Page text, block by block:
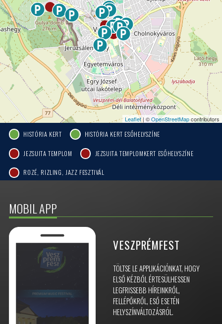
Leaflet| ©OpenStreetMapcontributors
HISTÓRIA KERT HISTÓRIA KERT ESŐHELYSZÍNE
JEZSUITA TEMPLOM JEZSUITA TEMPLOMKERT ESŐHELYSZÍNE
ROZÉ, RIZLING, JAZZ FESZTIVÁL
MOBIL APP
VESZPRÉMFEST
TÖLTSE LE APPLIKÁCIÓNKAT, HOGY
ELSŐ KÉZBŐL ÉRTESÜLHESSEN
LEGFRISSEBB HÍREINKRŐL,
FELLÉPŐKRŐL, ESŐ ESETÉN
HELYSZÍNVÁLTOZÁSRÓL.